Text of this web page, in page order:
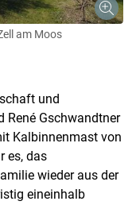
am Moos
und
René Gschwandtner
Kalbinnenmast von
es, das
wieder aus der
eineinhalb